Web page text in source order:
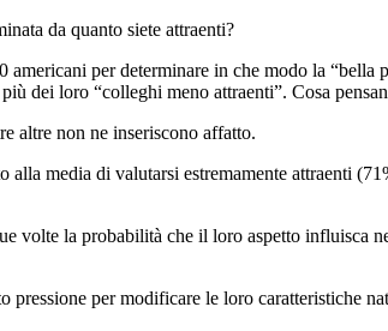
da quanto siete attraenti?
per determinare in che modo la “bella
dei loro “colleghi meno attraenti”. Cosa
altre non ne inseriscono affatto.
media di valutarsi estremamente attraenti
volte la probabilità che il loro aspetto influisca
per modificare le loro caratteristiche